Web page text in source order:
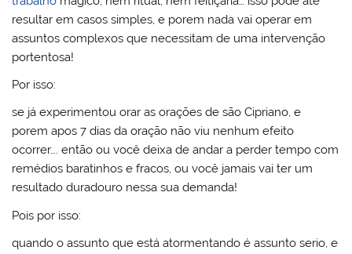
resultar em casos simples, e porem nada vai operar em
assuntos complexos que necessitam de uma intervenção
portentosa!
Por isso:
se já experimentou orar as orações de são Cipriano, e
porem apos 7 dias da oração não viu nenhum efeito
ocorrer…. então ou você deixa de andar a perder tempo com
remédios baratinhos e fracos, ou você jamais vai ter um
resultado duradouro nessa sua demanda!
Pois por isso:
quando o assunto que está atormentando é assunto serio, e